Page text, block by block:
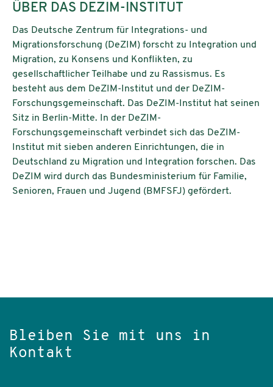
ÜBER DAS DEZIM-INSTITUT
Das Deutsche Zentrum für Integrations- und
Migrationsforschung (DeZIM) forscht zu Integration und
Migration, zu Konsens und Konflikten, zu
gesellschaftlicher Teilhabe und zu Rassismus. Es
besteht aus dem DeZIM-Institut und der DeZIM-
Forschungsgemeinschaft. Das DeZIM-Institut hat seinen
Sitz in Berlin-Mitte. In der DeZIM-
Forschungsgemeinschaft verbindet sich das DeZIM-
Institut mit sieben anderen Einrichtungen, die in
Deutschland zu Migration und Integration forschen. Das
DeZIM wird durch das Bundesministerium für Familie,
Senioren, Frauen und Jugend (BMFSFJ) gefördert.
Bleiben Sie mit uns in
Kontakt